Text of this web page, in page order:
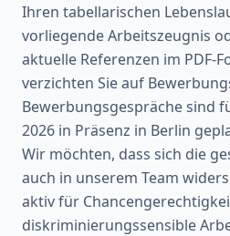
Ihren tabellarischen
vorliegende Arbeitszeugnis
aktuelle Referenzen im PDF-
verzichten Sie auf
Bewerbungsgespräche sind
2026 in Präsenz in Berlin
Wir möchten, dass sich die
auch in unserem Team
aktiv für
diskriminierungssensible